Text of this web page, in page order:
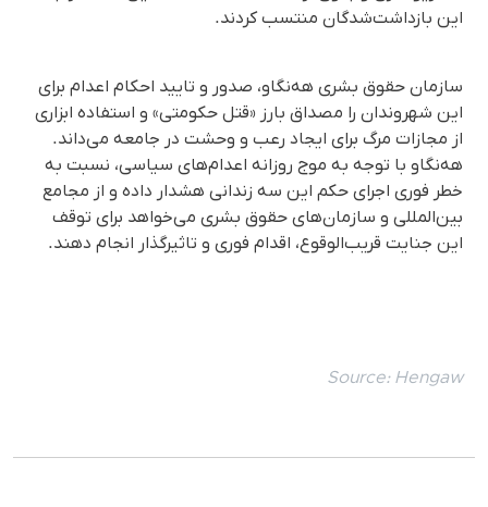
این بازداشت‌شدگان منتسب کردند.
سازمان حقوق بشری هه‌نگاو، صدور و تایید احکام اعدام برای
این شهروندان را مصداق بارز «قتل حکومتی» و استفاده ابزاری
از مجازات مرگ برای ایجاد رعب و وحشت در جامعه می‌داند.
هه‌نگاو با توجه به موج روزانه اعدام‌های سیاسی، نسبت به
خطر فوری اجرای حکم این سه زندانی هشدار داده و از مجامع
بین‌المللی و سازمان‌های حقوق بشری می‌خواهد برای توقف
این جنایت قریب‌الوقوع، اقدام فوری و تاثیرگذار انجام دهند.
Source: Hengaw